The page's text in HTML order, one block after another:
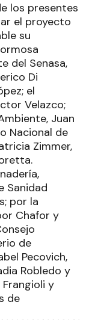
los presentes
el proyecto
su
del Senasa,
Di
el
Velazco;
Juan
Nacional de
Zimmer,
Sanidad
por la
Chafor y
de
Pecovich,
Robledo y
Frangioli y
de